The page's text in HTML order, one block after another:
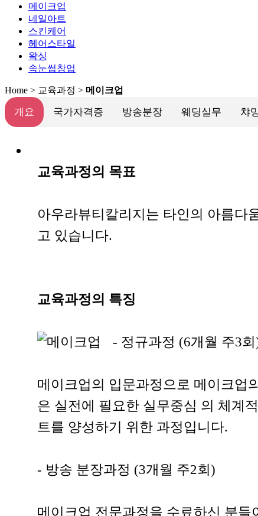
메이크업
네일아트
스킨케어
헤어스타일
왁싱
속눈썹창업
Home > 교육과정 > 메이크업
개요 국가자격증 방송분장 웨딩실무 챠
교육과정의 목표
아우라뷰티칼리지는 타인의 아름다
고 있습니다.
교육과정의 특징
- 정규과정 (6개월 주3회
메이크업의 입문과정으로 메이크업
은 실전에 필요한 실무중심 의 체계
트를 양성하기 위한 과정입니다.
- 방송 분장과정 (3개월 주2회)
메이크업 전문과정을 수료하신 분